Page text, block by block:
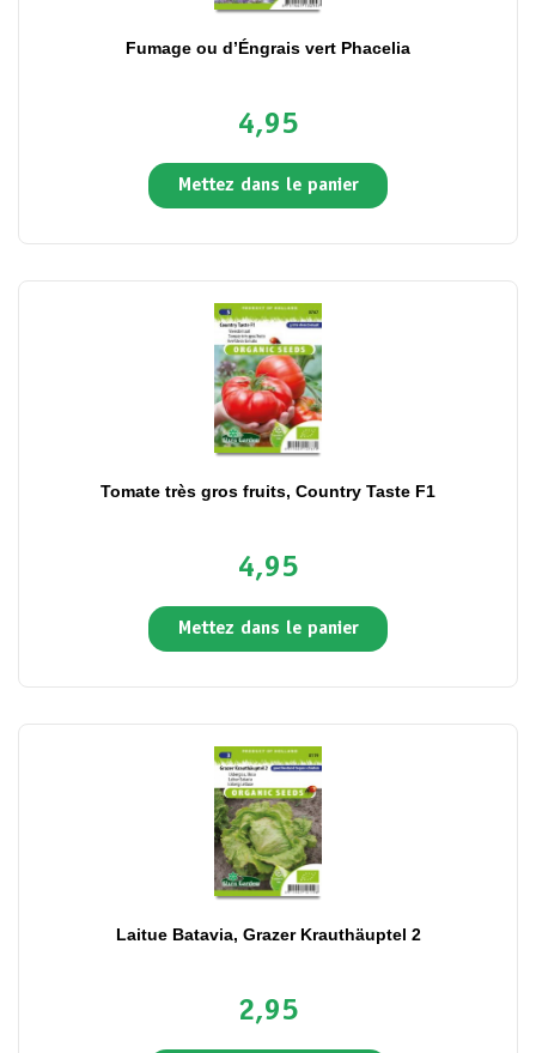
Fumage ou d’Éngrais vert Phacelia
4,95
Mettez dans le panier
Tomate très gros fruits, Country Taste F1
4,95
Mettez dans le panier
Laitue Batavia, Grazer Krauthäuptel 2
2,95